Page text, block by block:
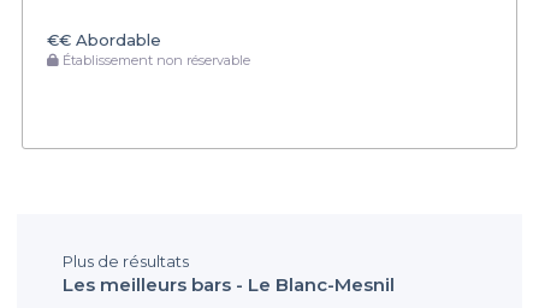
€€ Abordable
Établissement non réservable
Plus de résultats
Les meilleurs bars - Le Blanc-Mesnil